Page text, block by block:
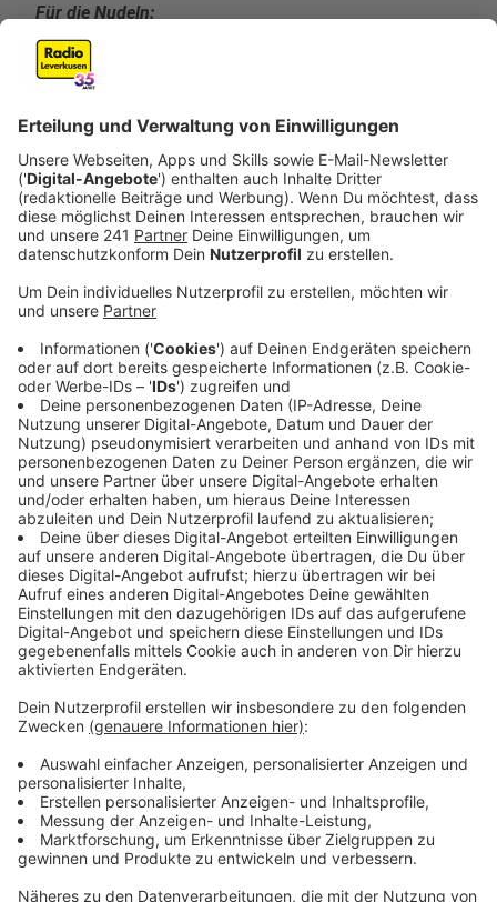
Für die Nudeln:
1 kleiner Sellerie
4 dicke violette Möhren
3 Zucchini
50 g Butter
frisch geriebene Muskatnuss
Außerdem:
Und so bereitet ihr das Essen zu
Anzeige
Wir benötigen Ihre
Zustimmung, um den YouTube
Video-Service zu laden!
Wir verwenden einen Service eines
Drittanbieters, um Videoinhalte
Daten zu Ihren Aktivitäten
Details durch und stimmen Sie der
Nutzung des Service zu, um dieses
Video anzusehen.
Mehr Informationen
Ab ins Wochenende, vielleicht auch mal mit einem